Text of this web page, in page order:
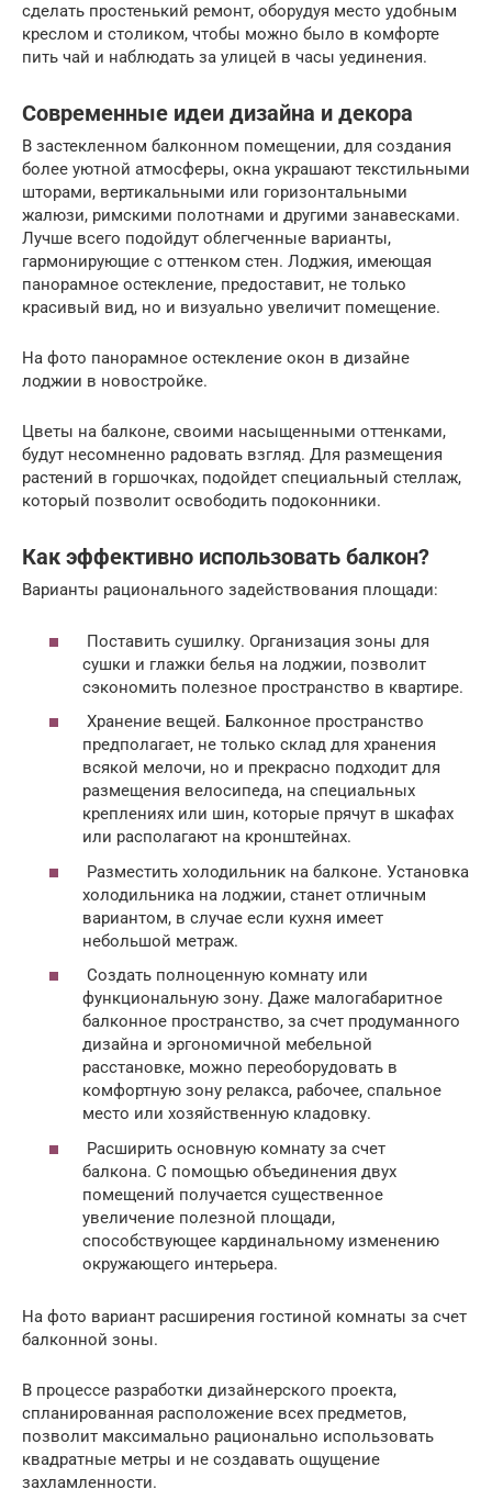
сделать простенький ремонт, оборудуя место удобным
креслом и столиком, чтобы можно было в комфорте
пить чай и наблюдать за улицей в часы уединения.
Современные идеи дизайна и декора
В застекленном балконном помещении, для создания
более уютной атмосферы, окна украшают текстильными
шторами, вертикальными или горизонтальными
жалюзи, римскими полотнами и другими занавесками.
Лучше всего подойдут облегченные варианты,
гармонирующие с оттенком стен. Лоджия, имеющая
панорамное остекление, предоставит, не только
красивый вид, но и визуально увеличит помещение.
На фото панорамное остекление окон в дизайне
лоджии в новостройке.
Цветы на балконе, своими насыщенными оттенками,
будут несомненно радовать взгляд. Для размещения
растений в горшочках, подойдет специальный стеллаж,
который позволит освободить подоконники.
Как эффективно использовать балкон?
Варианты рационального задействования площади:
Поставить сушилку. Организация зоны для
сушки и глажки белья на лоджии, позволит
сэкономить полезное пространство в квартире.
Хранение вещей. Балконное пространство
предполагает, не только склад для хранения
всякой мелочи, но и прекрасно подходит для
размещения велосипеда, на специальных
креплениях или шин, которые прячут в шкафах
или располагают на кронштейнах.
Разместить холодильник на балконе. Установка
холодильника на лоджии, станет отличным
вариантом, в случае если кухня имеет
небольшой метраж.
Создать полноценную комнату или
функциональную зону. Даже малогабаритное
балконное пространство, за счет продуманного
дизайна и эргономичной мебельной
расстановке, можно переоборудовать в
комфортную зону релакса, рабочее, спальное
место или хозяйственную кладовку.
Расширить основную комнату за счет
балкона. С помощью объединения двух
помещений получается существенное
увеличение полезной площади,
способствующее кардинальному изменению
окружающего интерьера.
На фото вариант расширения гостиной комнаты за счет
балконной зоны.
В процессе разработки дизайнерского проекта,
спланированная расположение всех предметов,
позволит максимально рационально использовать
квадратные метры и не создавать ощущение
захламленности.